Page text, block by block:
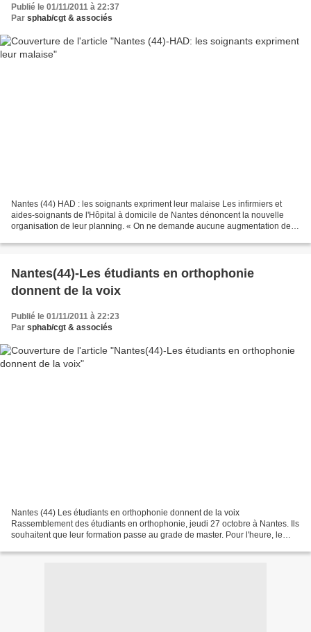
Publié le 01/11/2011 à 22:37
Par sphab/cgt & associés
Nantes (44) HAD : les soignants expriment leur malaise Les infirmiers et
aides-soignants de l'Hôpital à domicile de Nantes dénoncent la nouvelle
organisation de leur planning. « On ne demande aucune augmentation de
Nantes(44)-Les étudiants en orthophonie
donnent de la voix
Publié le 01/11/2011 à 22:23
Par sphab/cgt & associés
Nantes (44) Les étudiants en orthophonie donnent de la voix
Rassemblement des étudiants en orthophonie, jeudi 27 octobre à Nantes. Ils
souhaitent que leur formation passe au grade de master. Pour l'heure, le